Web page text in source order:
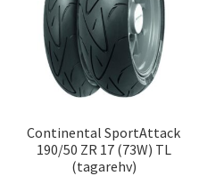
Continental SportAttack
190/50 ZR 17 (73W) TL
(tagarehv)